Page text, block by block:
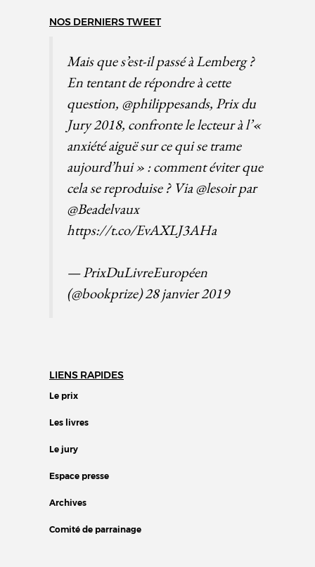
NOS DERNIERS TWEET
Mais que s’est-il passé à Lemberg ?
En tentant de répondre à cette
question, @philippesands, Prix du
Jury 2018, confronte le lecteur à l’«
anxiété aiguë sur ce qui se trame
aujourd’hui » : comment éviter que
cela se reproduise ? Via@lesoirpar
@Beadelvaux
https://t.co/EvAXLJ3AHa
— PrixDuLivreEuropéen
(@bookprize)28 janvier 2019
LIENS RAPIDES
Le prix
Les livres
Le jury
Espace presse
Archives
Comité de parrainage